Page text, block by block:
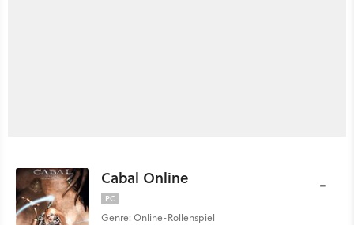
Cabal Online
PC
Genre: Online-Rollenspiel
-